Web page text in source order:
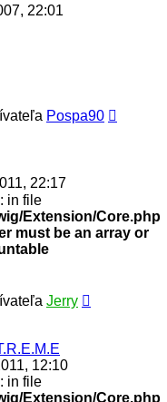
22:01
Pospa90
22:17
: in file
Extension/Core.php
must be an array or
Jerry
12:10
: in file
Extension/Core.php